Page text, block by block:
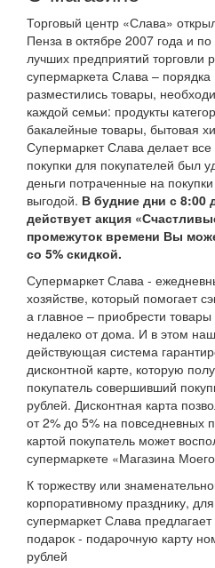
Торговый центр «Слава»
Пенза в октябре 2007 года и
лучших предприятий
супермаркета Слава –
разместились товары,
каждой семьи: продукты
бакалейные товары, бытовая
Супермаркет Слава делает
покупки для покупателей
деньги потраченные на
выгодой. В будние дни с 8:00
действует акция
промежуток времени Вы
со 5% скидкой.
Супермаркет Слава -
хозяйстве, который помогает
а главное – приобрести товары
недалеко от дома. И в этом
действующая система
дисконтной карте, которую
покупатель совершивший
рублей. Дисконтная карта
от 2% до 5% на повседневных
картой покупатель может
супермаркете «Магазина
К торжеству или
корпоративному празднику,
супермаркет Слава
подарок - подарочную карту
рублей